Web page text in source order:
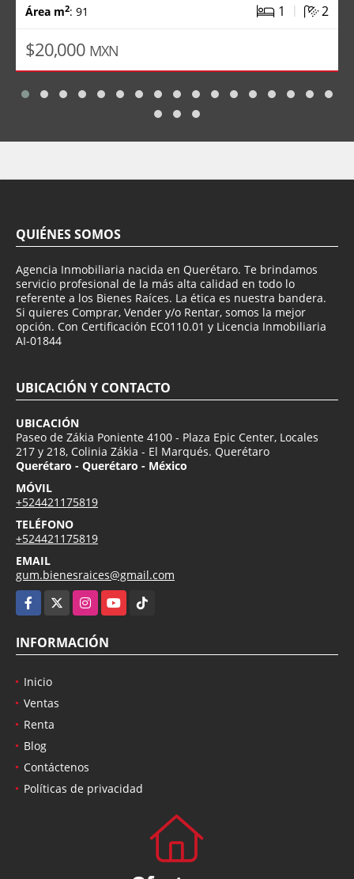
Área m2: 91 1 | 2
$20,000 MXN
QUIÉNES SOMOS
Agencia Inmobiliaria nacida en Querétaro. Te brindamos
servicio profesional de la más alta calidad en todo lo
referente a los Bienes Raíces. La ética es nuestra bandera.
Si quieres Comprar, Vender y/o Rentar, somos la mejor
opción. Con Certificación EC0110.01 y Licencia Inmobiliaria
AI-01844
UBICACIÓN Y CONTACTO
UBICACIÓN
Paseo de Zákia Poniente 4100 - Plaza Epic Center, Locales
217 y 218, Colinia Zákia - El Marqués. Querétaro
Querétaro - Querétaro - México
MÓVIL
+524421175819
TELÉFONO
+524421175819
EMAIL
gum.bienesraices@gmail.com
Facebook
InstagramYouTubeTikTok
INFORMACIÓN
Inicio
Ventas
Renta
Blog
Contáctenos
Políticas de privacidad